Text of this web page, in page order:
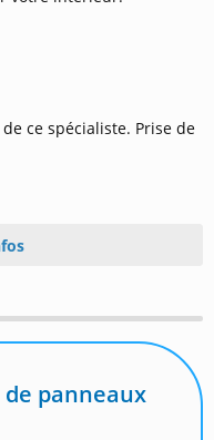
de ce spécialiste. Prise de
panneaux